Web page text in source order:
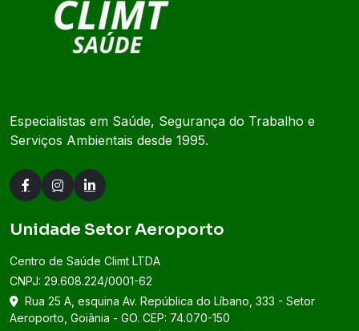
Especialistas em Saúde, Segurança do Trabalho e
Serviços Ambientais desde 1995.
Unidade Setor Aeroporto
Centro de Saúde Climt LTDA
CNPJ: 29.608.224/0001-62
Rua 25 A, esquina Av. República do Líbano, 333 - Setor
Aeroporto, Goiânia - GO. CEP: 74.070-150